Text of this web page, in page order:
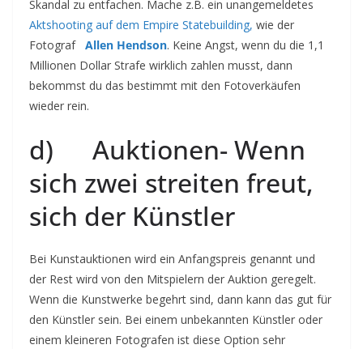
Skandal zu entfachen. Mache z.B. ein unangemeldetes
Aktshooting auf dem Empire Statebuilding, wie der
Fotograf Allen Hendson. Keine Angst, wenn du die 1,1
Millionen Dollar Strafe wirklich zahlen musst, dann
bekommst du das bestimmt mit den Fotoverkäufen
wieder rein.
d) Auktionen- Wenn
sich zwei streiten freut,
sich der Künstler
Bei Kunstauktionen wird ein Anfangspreis genannt und
der Rest wird von den Mitspielern der Auktion geregelt.
Wenn die Kunstwerke begehrt sind, dann kann das gut für
den Künstler sein. Bei einem unbekannten Künstler oder
einem kleineren Fotografen ist diese Option sehr